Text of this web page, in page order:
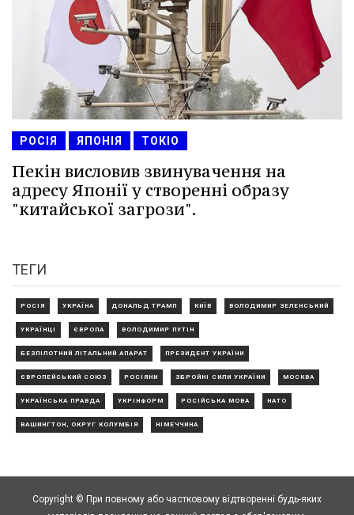
РОСІЯ ЯПОНІЯ ТОКІО
Пекін висловив звинувачення на
адресу Японії у створенні образу
"китайської загрози".
ТЕГИ
РОСІЯ УКРАЇНА ДОНАЛЬД ТРАМП КИЇВ ВОЛОДИМИР ЗЕЛЕНСЬКИЙ
УКРАЇНЦІ ЄВРОПА ВОЛОДИМИР ПУТІН
БЕЗПІЛОТНИЙ ЛІТАЛЬНИЙ АПАРАТ ПРЕЗИДЕНТ УКРАЇНИ
ЄВРОПЕЙСЬКИЙ СОЮЗ РОСІЯНИ ЗБРОЙНІ СИЛИ УКРАЇНИ МОСКВА
УКРАЇНСЬКА ПРАВДА УКРІНФОРМ РОСІЙСЬКА МОВА НАТО
ВАШИНГТОН, ОКРУГ КОЛУМБІЯ НІМЕЧЧИНА
Copyright © При повному або частковому відтворенні будь-яких